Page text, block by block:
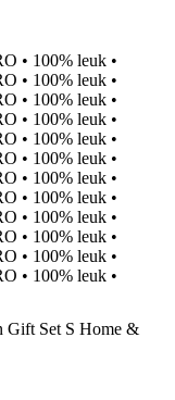
• 100% leuk •
• 100% leuk •
• 100% leuk •
• 100% leuk •
• 100% leuk •
• 100% leuk •
• 100% leuk •
• 100% leuk •
• 100% leuk •
• 100% leuk •
• 100% leuk •
• 100% leuk •
Gift Set S Home &